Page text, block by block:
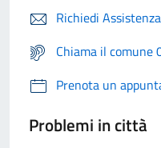
Richiedi Assistenza
Chiama il comune
Prenota un
Problemi in città